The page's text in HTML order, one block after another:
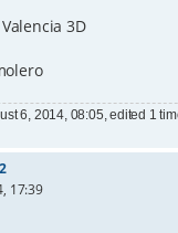
3D
6, 2014, 08:05, edited 1
17:39